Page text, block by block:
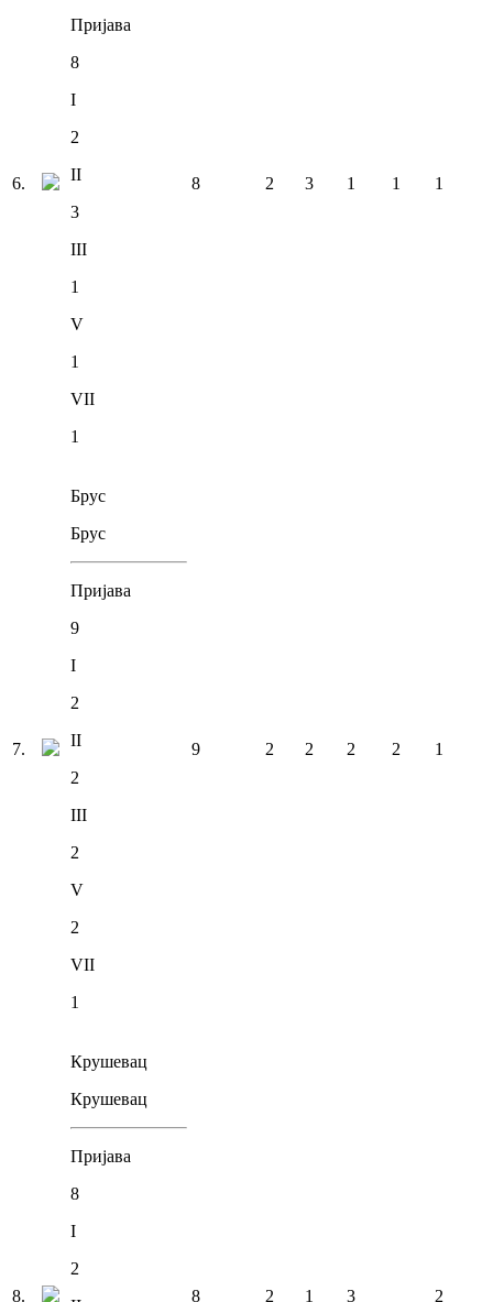
6.
Пријава
8
I
2
II
3
III
1
V
1
VII
1
8 2 3 1 1 1
7.
Брус
Брус
Пријава
9
I
2
II
2
III
2
V
2
VII
1
9 2 2 2 2 1
8.
Крушевац
Крушевац
Пријава
8
I
2
8 2 1 3 2